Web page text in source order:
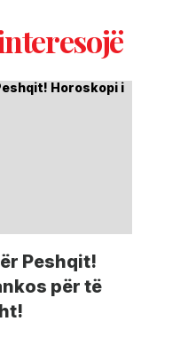
Peshqit!
për të